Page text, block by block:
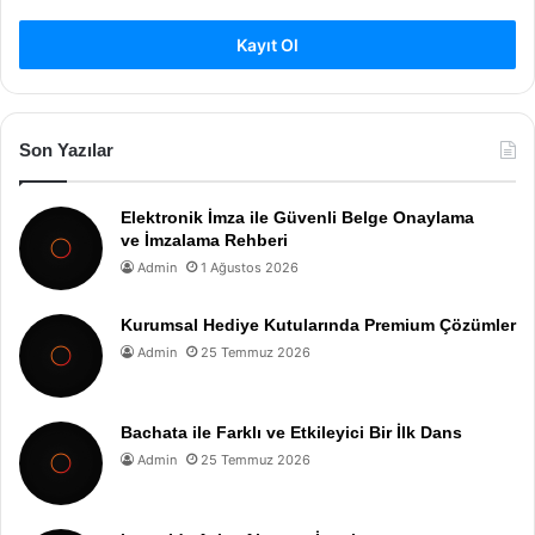
Kayıt Ol
Son Yazılar
Elektronik İmza ile Güvenli Belge Onaylama
ve İmzalama Rehberi
Admin 1 Ağustos 2026
Kurumsal Hediye Kutularında Premium Çözümler
Admin 25 Temmuz 2026
Bachata ile Farklı ve Etkileyici Bir İlk Dans
Admin 25 Temmuz 2026